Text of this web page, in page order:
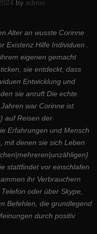
by admin
Alter an wusste Corinne
Existenz Hilfe Individuen .
eigenen gemacht
sie entdeckt, dass
Entwicklung und
sie anruft Die echte
war Corinne ist
auf Reisen der
Erfahrungen und Mensch
mit denen sie sich Leben
stattfindet vor einschlafen
ihr Verbrauchern
oder über Skype,
Befehlen, die grundlegend
durch positiv